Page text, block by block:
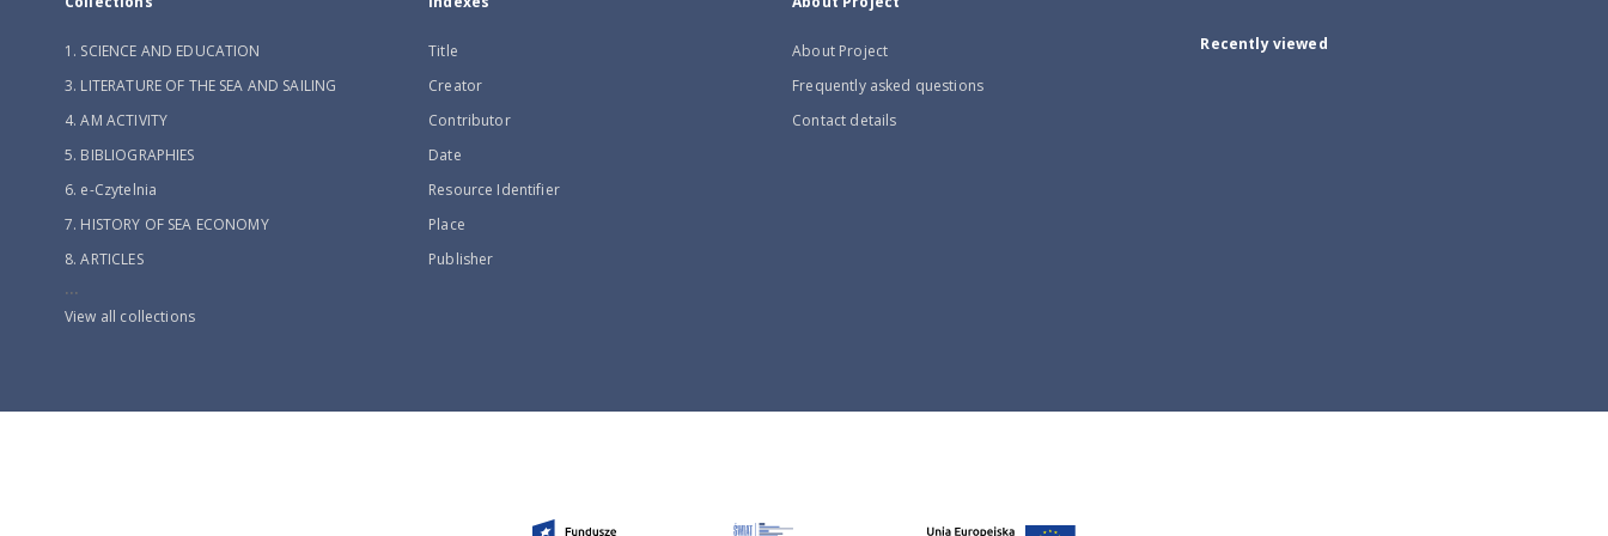
1. SCIENCE AND EDUCATION
3. LITERATURE OF THE SEA AND SAILING
4. AM ACTIVITY
5. BIBLIOGRAPHIES
6. e-Czytelnia
7. HISTORY OF SEA ECONOMY
8. ARTICLES
...
View all collections
Title
Creator
Contributor
Date
Resource Identifier
Place
Publisher
About Project
Frequently asked questions
Contact details
Recently viewed